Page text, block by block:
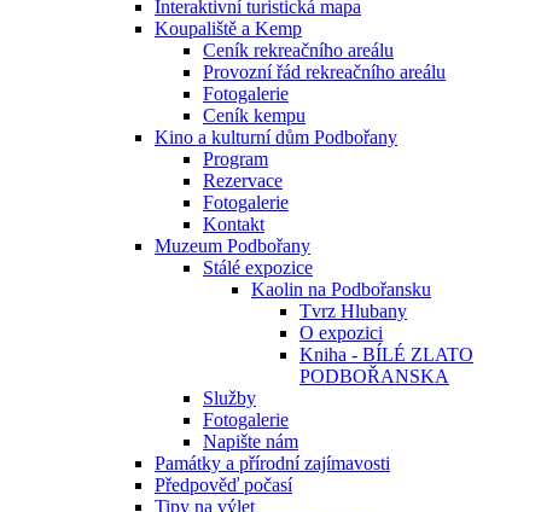
Interaktivní turistická mapa
Koupaliště a Kemp
Ceník rekreačního areálu
Provozní řád rekreačního areálu
Fotogalerie
Ceník kempu
Kino a kulturní dům Podbořany
Program
Rezervace
Fotogalerie
Kontakt
Muzeum Podbořany
Stálé expozice
Kaolin na Podbořansku
Tvrz Hlubany
O expozici
Kniha - BÍLÉ ZLATO
PODBOŘANSKA
Služby
Fotogalerie
Napište nám
Památky a přírodní zajímavosti
Předpověď počasí
Tipy na výlet